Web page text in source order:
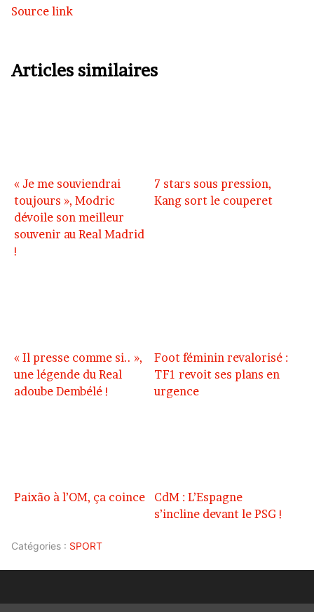
Source link
Articles similaires
« Je me souviendrai
toujours », Modric
dévoile son meilleur
souvenir au Real Madrid
!
7 stars sous pression,
Kang sort le couperet
« Il presse comme si.. »,
une légende du Real
adoube Dembélé !
Foot féminin revalorisé :
TF1 revoit ses plans en
urgence
Paixão à l’OM, ça coince
CdM : L’Espagne
s’incline devant le PSG !
Catégories : SPORT